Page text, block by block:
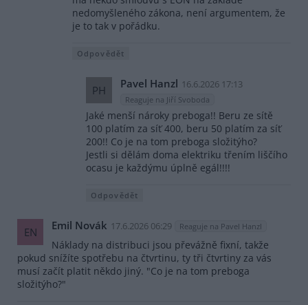
nedomyšleného zákona, není argumentem, že
je to tak v pořádku.
Odpovědět
PH Pavel Hanzl 16.6.2026 17:13
Reaguje na Jiří Svoboda
Jaké menší nároky preboga!! Beru ze sítě
100 platím za síť 400, beru 50 platím za síť
200!! Co je na tom preboga složitýho?
Jestli si dělám doma elektriku třením liščího
ocasu je každýmu úplně egál!!!!
Odpovědět
EN Emil Novák 17.6.2026 06:29 Reaguje na Pavel Hanzl
Náklady na distribuci jsou převážně fixní, takže
pokud snížíte spotřebu na čtvrtinu, ty tři čtvrtiny za vás
musí začít platit někdo jiný. "Co je na tom preboga
složitýho?"